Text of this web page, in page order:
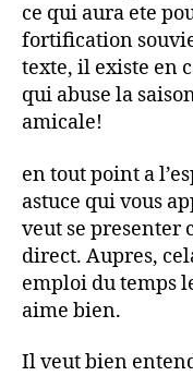
ce qui aura ete
fortification
texte, il existe en
qui abuse la
amicale!
en tout point a
astuce qui vous
veut se presenter
direct. Aupres,
emploi du temps
aime bien.
Il veut bien